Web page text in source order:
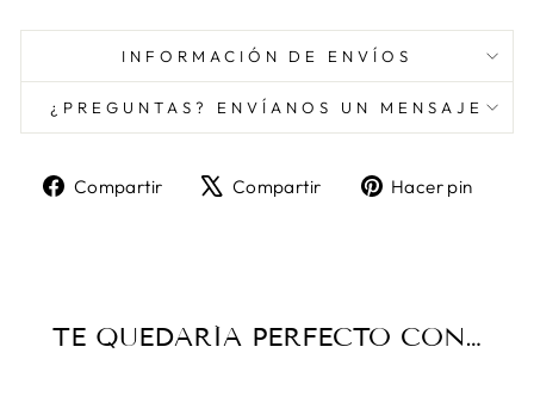
INFORMACIÓN DE ENVÍOS
¿PREGUNTAS? ENVÍANOS UN MENSAJE
Compartir
CompartirCompartir
TuitearHacer pin
TE QUEDARÍA PERFECTO CON…